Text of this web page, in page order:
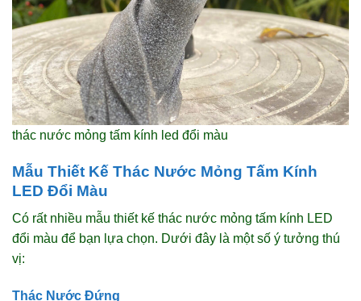
thác nước mỏng tấm kính led đổi màu
Mẫu Thiết Kế Thác Nước Mỏng Tấm Kính
LED Đổi Màu
Có rất nhiều mẫu thiết kế thác nước mỏng tấm kính LED
đổi màu để bạn lựa chọn. Dưới đây là một số ý tưởng thú
vị:
Thác Nước Đứng